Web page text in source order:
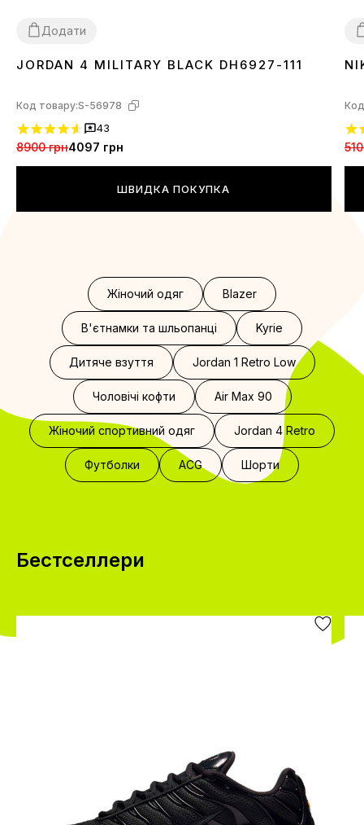
Додати
363738394041 424344
JORDAN 4 MILITARY BLACK DH6927-111
Код товару:S-56978
43
8900 грн4097 грн
ШВИДКА ПОКУПКА
Жіночий одяг Blazer
В'єтнамки та шльопанці Kyrie
Дитяче взуття Jordan 1 Retro Low
Чоловічі кофти Air Max 90
Жіночий спортивний одяг Jordan 4 Retro
Футболки ACG Шорти
Бестселлери